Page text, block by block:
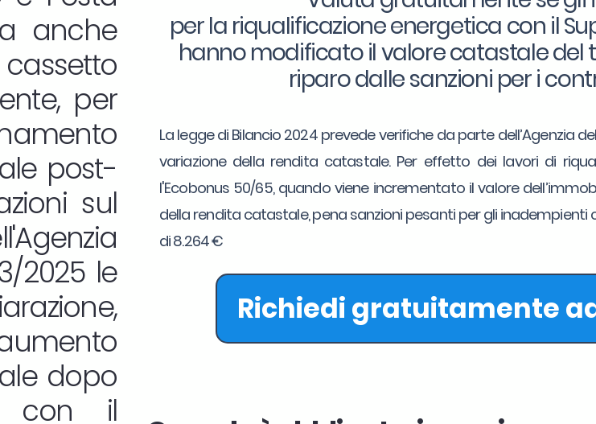
anche
per
post-
sul
2025 le
dopo
con il
per la riqualificazione energetica con il
hanno modificato il valore catastale del
riparo dalle sanzioni per i
La legge di Bilancio 2024 prevede verifiche da parte dell’Agenzia
variazione della rendita catastale. Per effetto dei lavori di
l'Ecobonus 50/65, quando viene incrementato il valore
della rendita catastale, pena sanzioni pesanti per gli
di 8.264 €
Richiedi gratuitamente